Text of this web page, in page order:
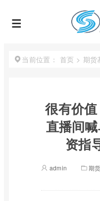
当前位置： 首页 > 期货
很有价
直播间
资指
admin 期